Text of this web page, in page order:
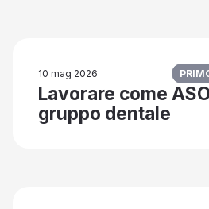
10 mag 2026
Lavorare come
gruppo dentale